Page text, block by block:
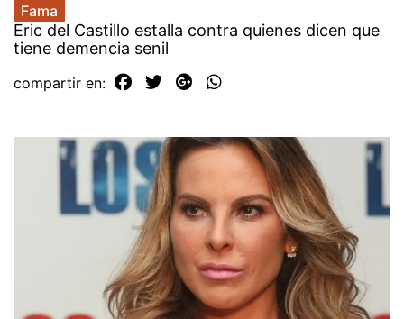
Fama
Eric del Castillo estalla contra quienes dicen que
tiene demencia senil
compartir en: